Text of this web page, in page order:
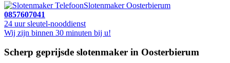
Slotenmaker Oosterbierum
0857607041
24 uur sleutel-nooddienst
Wij zijn binnen 30 minuten bij u!
Scherp geprijsde slotenmaker in Oosterbierum